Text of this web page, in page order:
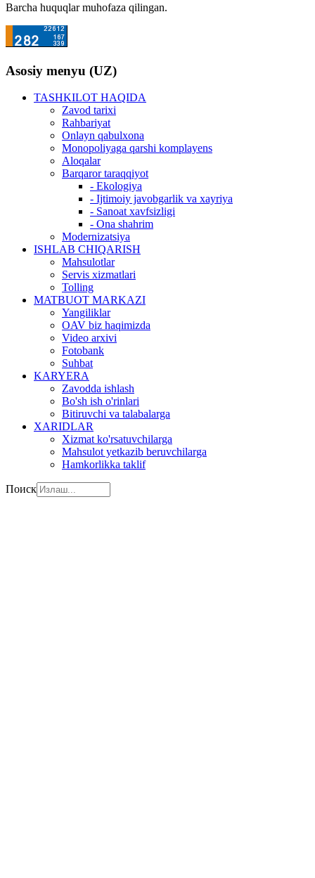
Barcha huquqlar muhofaza qilingan.
Asosiy menyu (UZ)
TASHKILOT HAQIDA
Zavod tarixi
Rahbariyat
Onlayn qabulxona
Monopoliyaga qarshi komplayens
Aloqalar
Barqaror taraqqiyot
- Ekologiya
- Ijtimoiy javobgarlik va xayriya
- Sanoat xavfsizligi
- Ona shahrim
Modernizatsiya
ISHLAB CHIQARISH
Mahsulotlar
Servis xizmatlari
Tolling
MATBUOT MARKAZI
Yangiliklar
OAV biz haqimizda
Video arxivi
Fotobank
Suhbat
KARYERA
Zavodda ishlash
Bo'sh ish o'rinlari
Bitiruvchi va talabalarga
XARIDLAR
Xizmat ko'rsatuvchilarga
Mahsulot yetkazib beruvchilarga
Hamkorlikka taklif
Поиск